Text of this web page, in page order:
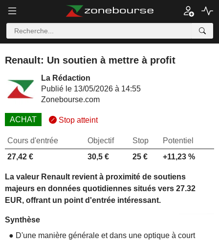
Renault: Un soutien à mettre à profit
La Rédaction
Publié le 13/05/2026 à 14:55
Zonebourse.com
ACHAT Stop atteint
Cours d'entrée Objectif Stop
Potentiel
27,42 €
30,5 € 25 € +11,23 %
La valeur Renault revient à proximité de soutiens
majeurs en données quotidiennes situés vers 27.32
EUR, offrant un point d'entrée intéressant.
Synthèse
● D'une manière générale et dans une optique à court